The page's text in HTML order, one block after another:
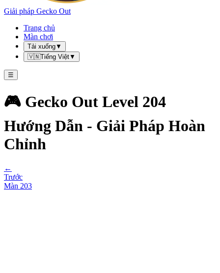
Giải pháp Gecko Out
Trang chủ
Màn chơi
Tải xuống▼
🇻🇳Tiếng Việt▼
☰
🎮 Gecko Out Level 204
Hướng Dẫn - Giải Pháp Hoàn
Chỉnh
←
Trước
Màn 203